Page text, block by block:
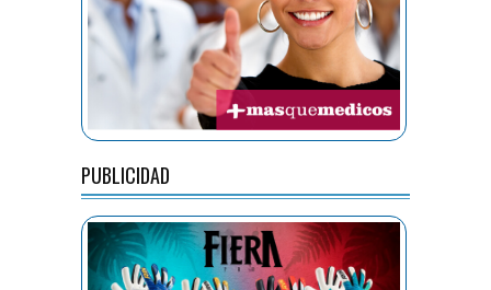
PUBLICIDAD